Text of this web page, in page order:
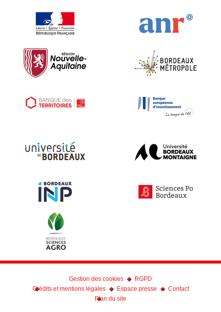
Gestion des cookies
RGPD
Crédits et mentions légales
Espace presse
Contact
Plan du site